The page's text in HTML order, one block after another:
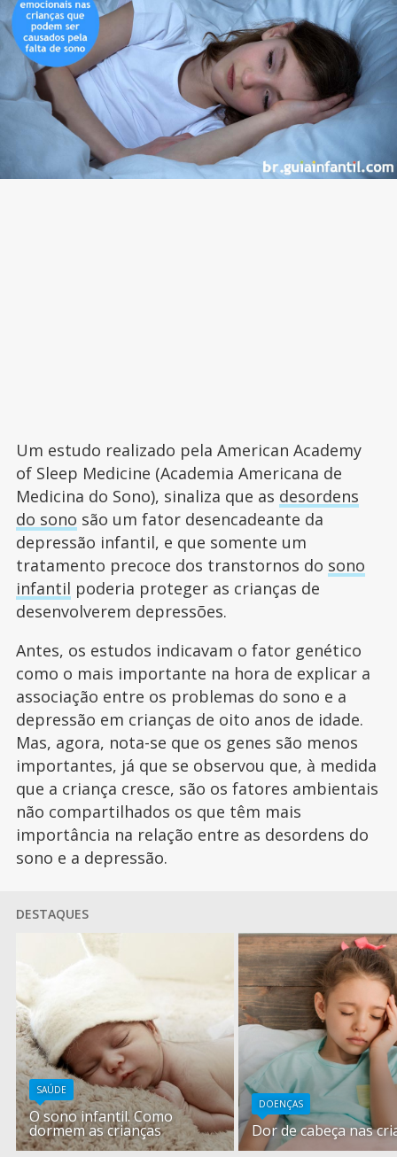
Um estudo realizado pela American Academy
of Sleep Medicine (Academia Americana de
Medicina do Sono), sinaliza que as desordens
do sono são um fator desencadeante da
depressão infantil, e que somente um
tratamento precoce dos transtornos do sono
infantil poderia proteger as crianças de
desenvolverem depressões.
Antes, os estudos indicavam o fator genético
como o mais importante na hora de explicar a
associação entre os problemas do sono e a
depressão em crianças de oito anos de idade.
Mas, agora, nota-se que os genes são menos
importantes, já que se observou que, à medida
que a criança cresce, são os fatores ambientais
não compartilhados os que têm mais
importância na relação entre as desordens do
sono e a depressão.
DESTAQUES
SAÚDE
O sono infantil. Como
dormem as crianças
DOENÇAS
Dor de cabeça nas